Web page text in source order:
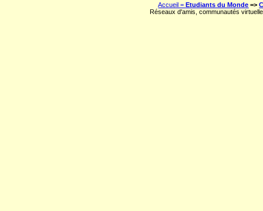
Accueil =Etudiants du Monde =>
Réseaux d'amis, communautés